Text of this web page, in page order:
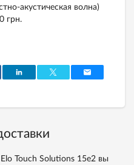
акустическая волна)
грн.
Touch Solutions 15е2 вы